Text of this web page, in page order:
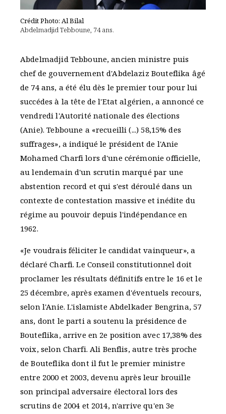
Crédit Photo: Al Bilal
Abdelmadjid Tebboune, 74 ans.
Abdelmadjid Tebboune, ancien ministre puis
chef de gouvernement d'Abdelaziz Bouteflika âgé
de 74 ans, a été élu dès le premier tour pour lui
succédes à la tête de l'Etat algérien, a annoncé ce
vendredi l'Autorité nationale des élections
(Anie). Tebboune a «recueilli (...) 58,15% des
suffrages», a indiqué le président de l'Anie
Mohamed Charfi lors d'une cérémonie officielle,
au lendemain d'un scrutin marqué par une
abstention record et qui s'est déroulé dans un
contexte de contestation massive et inédite du
régime au pouvoir depuis l'indépendance en
1962.
«Je voudrais féliciter le candidat vainqueur», a
déclaré Charfi. Le Conseil constitutionnel doit
proclamer les résultats définitifs entre le 16 et le
25 décembre, après examen d'éventuels recours,
selon l'Anie. L'islamiste Abdelkader Bengrina, 57
ans, dont le parti a soutenu la présidence de
Bouteflika, arrive en 2e position avec 17,38% des
voix, selon Charfi. Ali Benflis, autre très proche
de Bouteflika dont il fut le premier ministre
entre 2000 et 2003, devenu après leur brouille
son principal adversaire électoral lors des
scrutins de 2004 et 2014, n'arrive qu'en 3e